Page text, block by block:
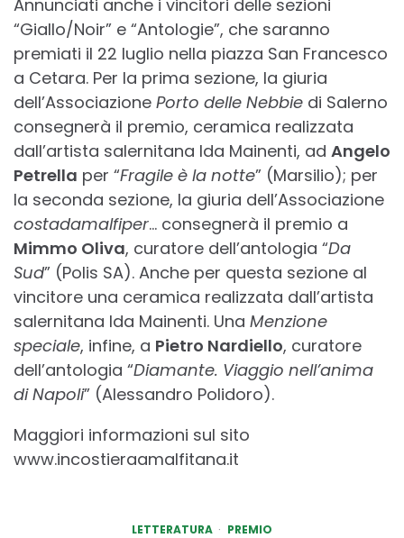
Annunciati anche i vincitori delle sezioni
“Giallo/Noir” e “Antologie”, che saranno
premiati il 22 luglio nella piazza San Francesco
a Cetara. Per la prima sezione, la giuria
dell’Associazione Porto delle Nebbie di Salerno
consegnerà il premio, ceramica realizzata
dall’artista salernitana Ida Mainenti, ad Angelo
Petrella per “Fragile è la notte” (Marsilio); per
la seconda sezione, la giuria dell’Associazione
costadamalfiper… consegnerà il premio a
Mimmo Oliva, curatore dell’antologia “Da
Sud” (Polis SA). Anche per questa sezione al
vincitore una ceramica realizzata dall’artista
salernitana Ida Mainenti. Una Menzione
speciale, infine, a Pietro Nardiello, curatore
dell’antologia “Diamante. Viaggio nell’anima
di Napoli” (Alessandro Polidoro).
Maggiori informazioni sul sito
www.incostieraamalfitana.it
LETTERATURA PREMIO